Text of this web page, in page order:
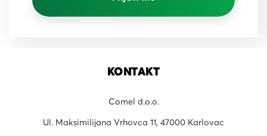
KONTAKT
Comel d.o.o.
Ul. Maksimilijana Vrhovca 11, 47000 Karlovac